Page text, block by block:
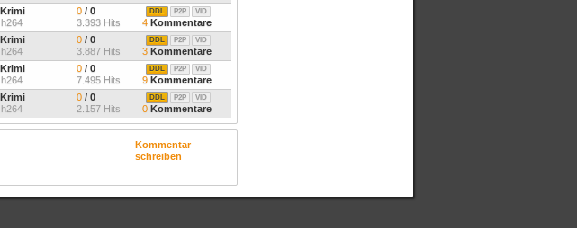
Krimi
h264
0 / 0
3.393 Hits
VID
P2P
DDL
4 Kommentare
Krimi
h264
0 / 0
3.887 Hits
VID
P2P
DDL
3 Kommentare
Krimi
h264
0 / 0
7.495 Hits
VID
P2P
DDL
9 Kommentare
Krimi
h264
0 / 0
2.157 Hits
VID
P2P
DDL
0 Kommentare
Kommentar
schreiben